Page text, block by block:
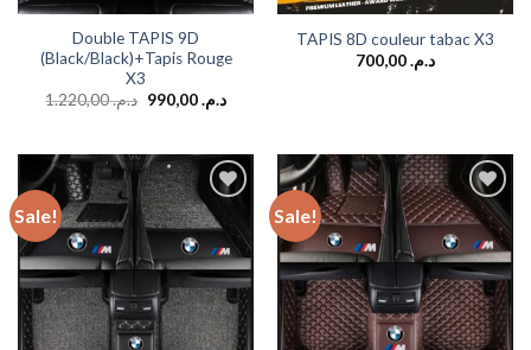
Double TAPIS 9D
(Black/Black)+Tapis Rouge
X3
د.م.1.220,00 د.م.990,00
TAPIS 8D couleur tabac X3
د.م.
Sale!
Add to
wishlist
Sale!
Add to
wishlist